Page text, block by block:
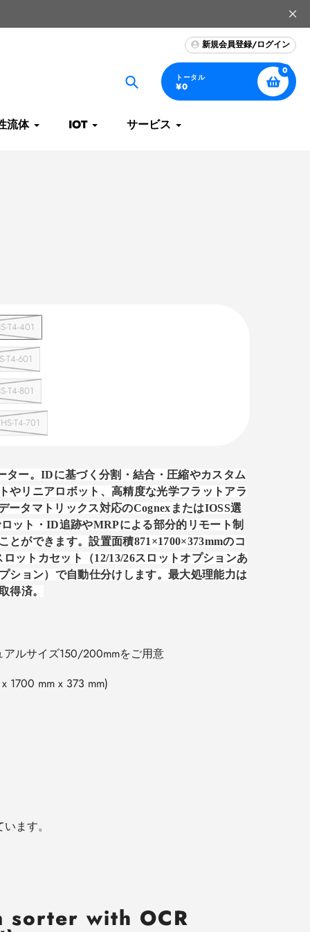
新規会員登録/ログイン
トータル
¥0
0
流体 IOT サービス
T4-401
T4-601
T4-801
T4-701
ー。 IDに基づく分割・結合・圧縮やカスタム
やリニアロボット、高精度な光学フラットアラ
ータマトリックス対応のCognex またはIOSS選
ット・ID追跡やMRPによる部分的リモート制
とができます。設置面積871 ×1700×373mmのコ
ロットカセット（12/13/26スロットオプションあ
ション）で自動仕分けします。最大処理能力は
得済。
アルサイズ150/200mmをご用意
1700 mm x 373 mm)
ます。
sorter with OCR